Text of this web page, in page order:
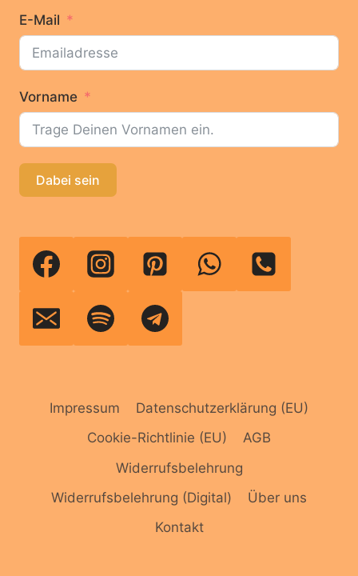
E-Mail
Vorname
Dabei sein
Impressum
Datenschutzerklärung (EU)
Cookie-Richtlinie (EU)
AGB
Widerrufsbelehrung
Widerrufsbelehrung (Digital)
Über uns
Kontakt